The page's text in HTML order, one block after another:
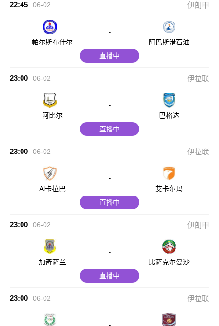
22:45 06-02 伊朗甲
帕尔斯布什尔
-
阿巴斯港石油
直播中
23:00 06-02 伊拉联
阿比尔
-
巴格达
直播中
23:00 06-02 伊拉联
Al卡拉巴
-
艾卡尔玛
直播中
23:00 06-02 伊朗甲
加奇萨兰
-
比萨克尔曼沙
直播中
23:00 06-02 伊拉联